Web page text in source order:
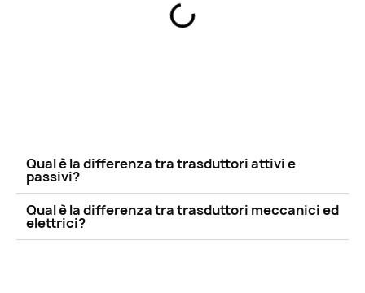
Qual è la differenza tra trasduttori attivi e
passivi?
Qual è la differenza tra trasduttori meccanici ed
elettrici?